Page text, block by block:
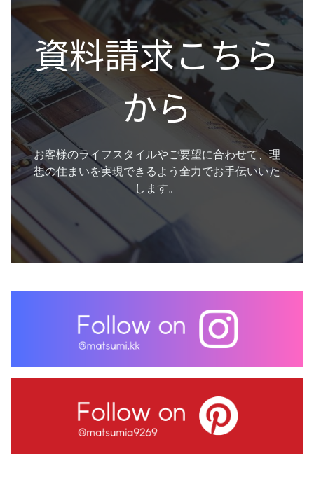
資料請求こちら
から
お客様のライフスタイルやご要望に合わせて、理
想の住まいを実現できるよう全力でお手伝いいた
します。